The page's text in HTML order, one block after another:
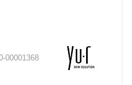
00001368